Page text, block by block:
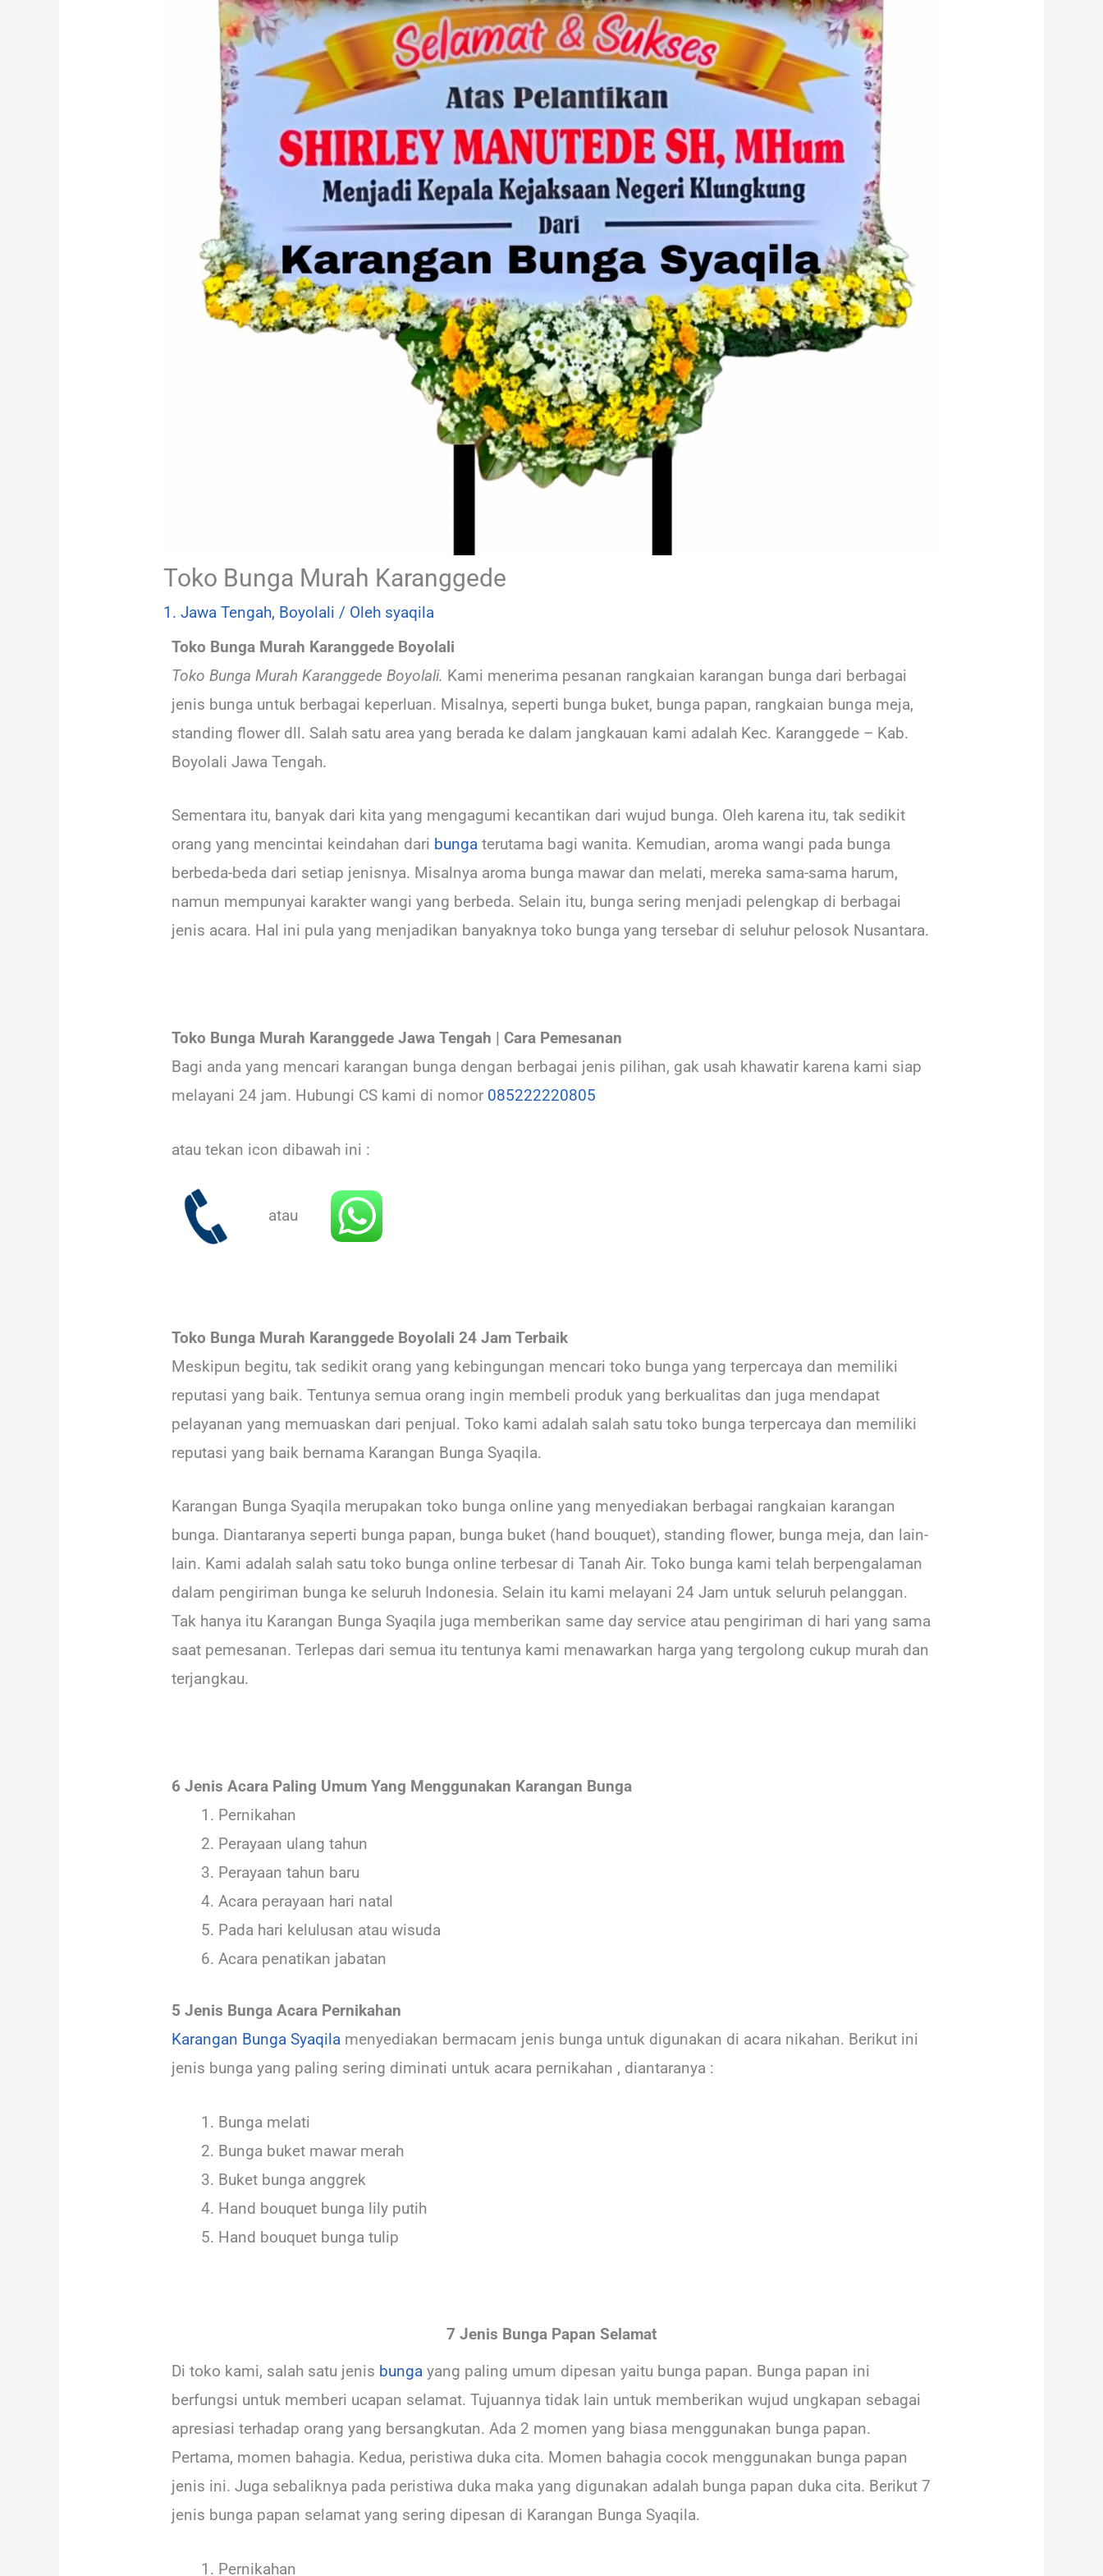
Toko Bunga Murah Karanggede
1. Jawa Tengah, Boyolali / Oleh syaqila
Toko Bunga Murah Karanggede Boyolali
Toko Bunga Murah Karanggede Boyolali. Kami menerima pesanan rangkaian karangan bunga dari berbagai
jenis bunga untuk berbagai keperluan. Misalnya, seperti bunga buket, bunga papan, rangkaian bunga meja,
standing flower dll. Salah satu area yang berada ke dalam jangkauan kami adalah Kec. Karanggede – Kab.
Boyolali Jawa Tengah.
Sementara itu, banyak dari kita yang mengagumi kecantikan dari wujud bunga. Oleh karena itu, tak sedikit
orang yang mencintai keindahan dari bungaterutama bagi wanita. Kemudian, aroma wangi pada bunga
berbeda-beda dari setiap jenisnya. Misalnya aroma bunga mawar dan melati, mereka sama-sama harum,
namun mempunyai karakter wangi yang berbeda. Selain itu, bunga sering menjadi pelengkap di berbagai
jenis acara. Hal ini pula yang menjadikan banyaknya toko bunga yang tersebar di seluhur pelosok Nusantara.
Toko Bunga Murah Karanggede Jawa Tengah | Cara Pemesanan
Bagi anda yang mencari karangan bunga dengan berbagai jenis pilihan, gak usah khawatir karena kami siap
melayani 24 jam. Hubungi CS kami di nomor 085222220805
atau tekan icon dibawah ini :
atau
Toko Bunga Murah Karanggede Boyolali 24 Jam Terbaik
Meskipun begitu, tak sedikit orang yang kebingungan mencari toko bunga yang terpercaya dan memiliki
reputasi yang baik. Tentunya semua orang ingin membeli produk yang berkualitas dan juga mendapat
pelayanan yang memuaskan dari penjual. Toko kami adalah salah satu toko bunga terpercaya dan memiliki
reputasi yang baik bernama Karangan Bunga Syaqila.
Karangan Bunga Syaqila merupakan toko bunga online yang menyediakan berbagai rangkaian karangan
bunga. Diantaranya seperti bunga papan, bunga buket (hand bouquet), standing flower, bunga meja, dan lain-
lain. Kami adalah salah satu toko bunga online terbesar di Tanah Air. Toko bunga kami telah berpengalaman
dalam pengiriman bunga ke seluruh Indonesia. Selain itu kami melayani 24 Jam untuk seluruh pelanggan.
Tak hanya itu Karangan Bunga Syaqila juga memberikan same day service atau pengiriman di hari yang sama
saat pemesanan. Terlepas dari semua itu tentunya kami menawarkan harga yang tergolong cukup murah dan
terjangkau.
6 Jenis Acara Paling Umum Yang Menggunakan Karangan Bunga
Pernikahan
Perayaan ulang tahun
Perayaan tahun baru
Acara perayaan hari natal
Pada hari kelulusan atau wisuda
Acara penatikan jabatan
5 Jenis Bunga Acara Pernikahan
Karangan Bunga Syaqilamenyediakan bermacam jenis bunga untuk digunakan di acara nikahan. Berikut ini
jenis bunga yang paling sering diminati untuk acara pernikahan , diantaranya :
Bunga melati
Bunga buket mawar merah
Buket bunga anggrek
Hand bouquet bunga lily putih
Hand bouquet bunga tulip
7 Jenis Bunga Papan Selamat
Di toko kami, salah satu jenis bunga yang paling umum dipesan yaitu bunga papan. Bunga papan ini
berfungsi untuk memberi ucapan selamat. Tujuannya tidak lain untuk memberikan wujud ungkapan sebagai
apresiasi terhadap orang yang bersangkutan. Ada 2 momen yang biasa menggunakan bunga papan.
Pertama, momen bahagia. Kedua, peristiwa duka cita. Momen bahagia cocok menggunakan bunga papan
jenis ini. Juga sebaliknya pada peristiwa duka maka yang digunakan adalah bunga papan duka cita. Berikut 7
jenis bunga papan selamat yang sering dipesan di Karangan Bunga Syaqila.
Pernikahan